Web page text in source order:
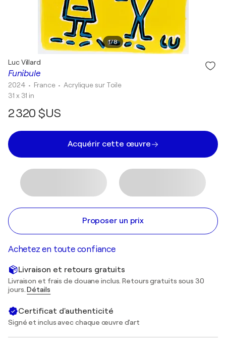
1/8
Funibule
Luc Villard
2024 • France •Acrylique sur Toile
31 x 31 in
2 320 $US
Acquérir cette œuvre
Proposer un prix
Achetez en toute confiance
Livraison et retours gratuits
Livraison et frais de douane inclus. Retours gratuits sous 30
jours.Détails
Certificat d'authenticité
Signé et inclus avec chaque œuvre d'art